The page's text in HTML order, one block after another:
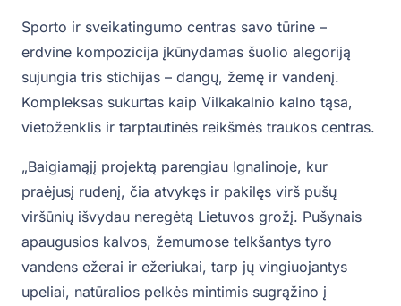
Sporto ir sveikatingumo centras savo tūrine –
erdvine kompozicija įkūnydamas šuolio alegoriją
sujungia tris stichijas – dangų, žemę ir vandenį.
Kompleksas sukurtas kaip Vilkakalnio kalno tąsa,
vietoženklis ir tarptautinės reikšmės traukos centras.
„Baigiamąjį projektą parengiau Ignalinoje, kur
praėjusį rudenį, čia atvykęs ir pakilęs virš pušų
viršūnių išvydau neregėtą Lietuvos grožį. Pušynais
apaugusios kalvos, žemumose telkšantys tyro
vandens ežerai ir ežeriukai, tarp jų vingiuojantys
upeliai, natūralios pelkės mintimis sugrąžino į